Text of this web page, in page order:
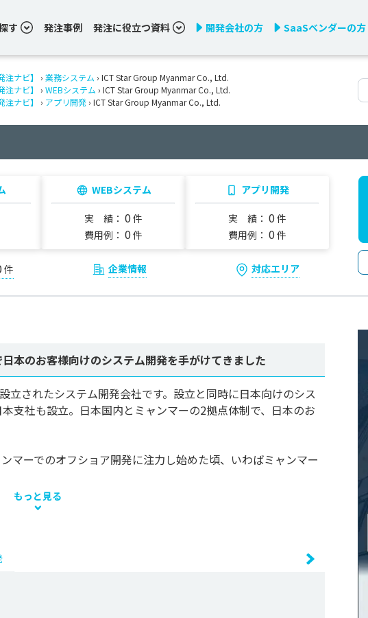
す 発注事例 発注に役立つ資料 開発会社の方 SaaSベンダーの方
ナビ】 › 業務システム › ICT Star Group Myanmar Co., Ltd.
ナビ】
› WEBシステム › ICT Star Group Myanmar Co., Ltd.
ナビ】
› アプリ開発 › ICT Star Group Myanmar Co., Ltd.
WEBシステム
実 績： 0 件
費用例： 0 件
アプリ開発
実 績： 0 件
費用例： 0 件
件 企業情報 対応エリア
本のお客様向けのシステム開発を手がけてきました
されたシステム開発会社です。設立と同時に日本向けのシス
支社も設立。日本国内とミャンマーの2拠点体制で、日本のお
マーでのオフショア開発に注力し始めた頃、いわばミャンマー
もっと見る